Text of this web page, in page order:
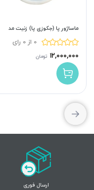
ماساژور پا (جکوزی پا) زنیت مد
0 از 0 رای
۱۲,۰۰۰,۰۰۰ تومان
ارسال فوری